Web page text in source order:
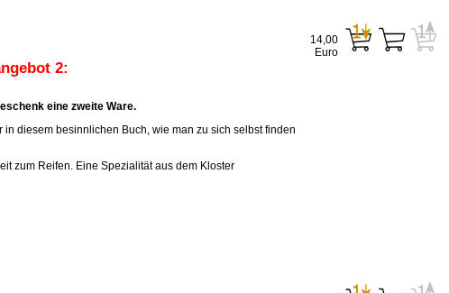
2:
eine zweite Ware.
in diesem besinnlichen Buch, wie man zu sich selbst finden
zum Reifen. Eine Spezialität aus dem Kloster
14,00
Euro